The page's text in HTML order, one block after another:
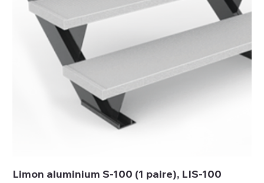
Limon aluminium S-100 (1 paire), LIS-100